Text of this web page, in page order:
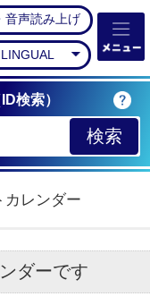
公式ホームペー
音声読み上げ
検索）
カレンダー
ダーです